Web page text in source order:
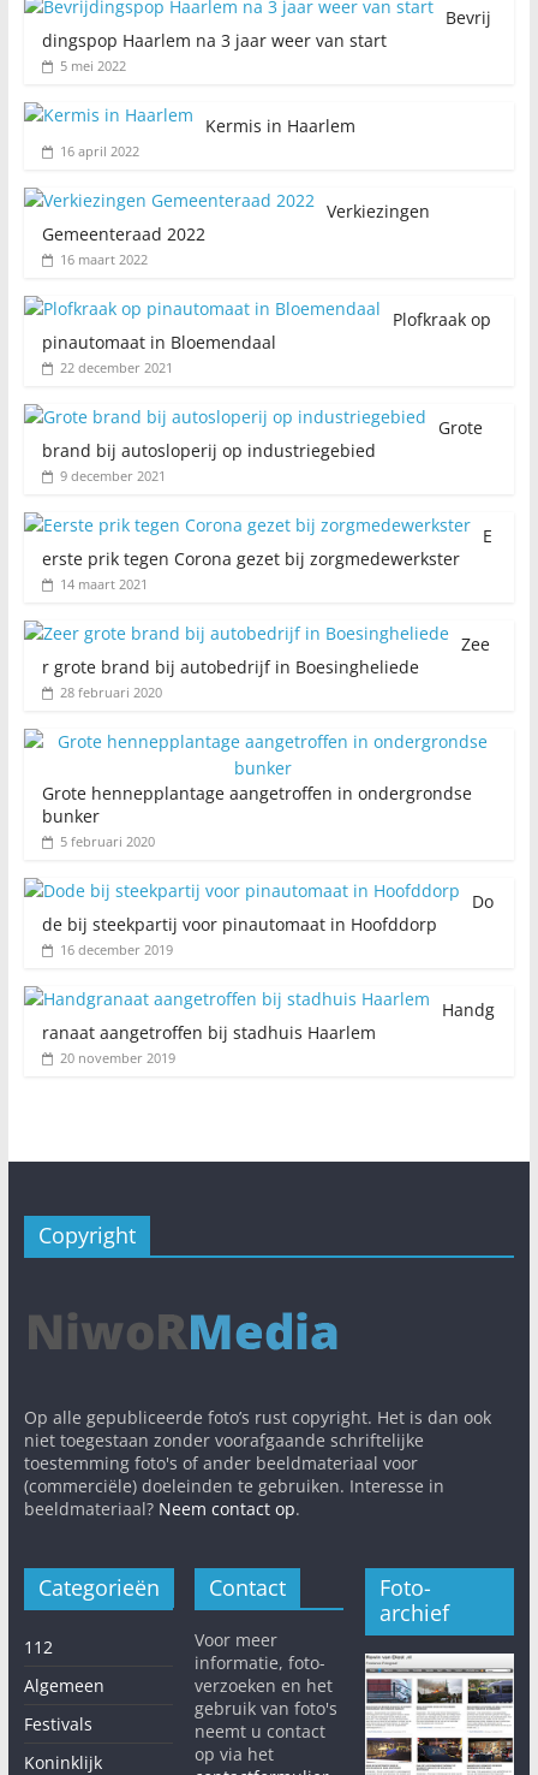
Bevrij
dingspop Haarlem na 3 jaar weer van start
5 mei 2022
Kermis in Haarlem
16 april 2022
Verkiezingen
Gemeenteraad 2022
16 maart 2022
Plofkraak op
pinautomaat in Bloemendaal
22 december 2021
Grote
brand bij autosloperij op industriegebied
9 december 2021
E
erste prik tegen Corona gezet bij zorgmedewerkster
14 maart 2021
Zee
r grote brand bij autobedrijf in Boesingheliede
28 februari 2020
Grote hennepplantage aangetroffen in ondergrondse
bunker
5 februari 2020
Do
de bij steekpartij voor pinautomaat in Hoofddorp
16 december 2019
Handg
ranaat aangetroffen bij stadhuis Haarlem
20 november 2019
Copyright
Op alle gepubliceerde foto’s rust copyright. Het is dan ook
niet toegestaan zonder voorafgaande schriftelijke
toestemming foto's of ander beeldmateriaal voor
(commerciële) doeleinden te gebruiken. Interesse in
beeldmateriaal? Neem contact op.
Categorieën
112
Algemeen
Festivals
Koninklijk
Contact
Voor meer
informatie, foto-
verzoeken en het
gebruik van foto's
neemt u contact
op via het
Foto-
archief